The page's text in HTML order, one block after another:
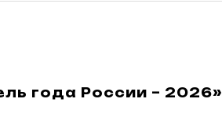
года России – 2026»